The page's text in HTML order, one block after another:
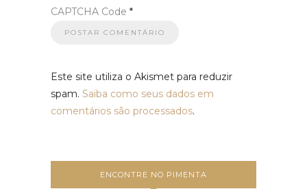
CAPTCHA Code *
Este site utiliza o Akismet para reduzir
spam. Saiba como seus dados em
comentários são processados.
ENCONTRE NO PIMENTA